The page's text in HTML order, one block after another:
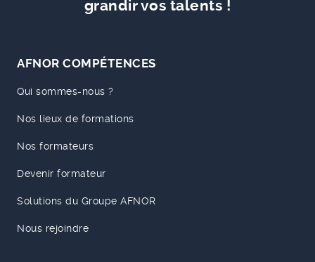
grandir vos talents !
AFNOR COMPÉTENCES
Qui sommes-nous ?
Nos lieux de formations
Nos formateurs
Devenir formateur
Solutions du Groupe AFNOR
Nous rejoindre